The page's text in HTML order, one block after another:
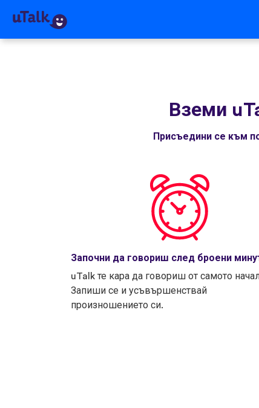
Вземи
Присъедини се към
Започни да говориш след броени
uTalk те кара да говориш от самото
Запиши се и усъвършенствай
произношението си.